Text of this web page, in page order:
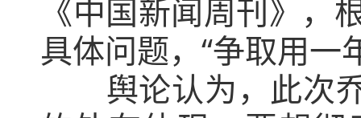
《中国新闻周刊》
具体问题，“争取用一
舆论认为，此次